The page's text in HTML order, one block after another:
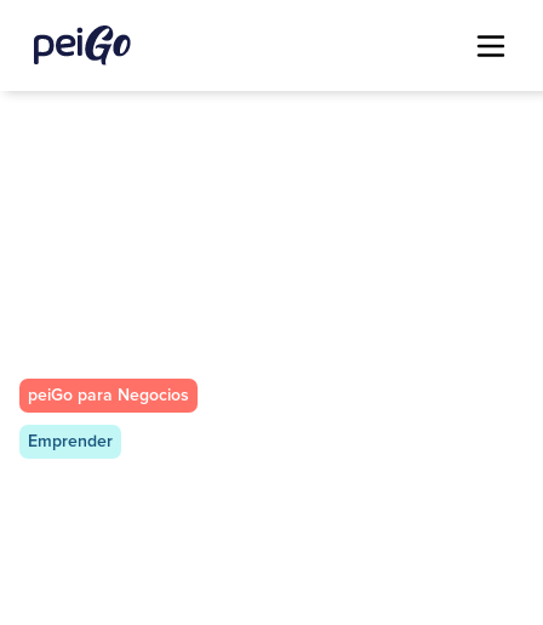
peiGo para Negocios
Emprender